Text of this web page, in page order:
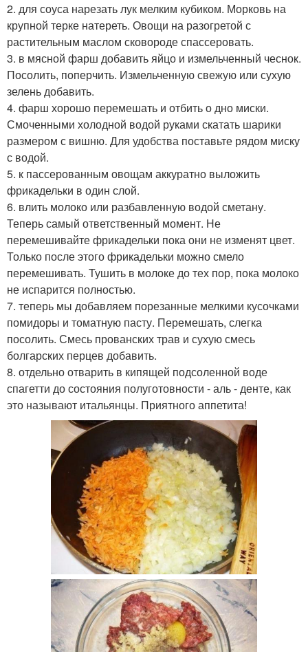
2. для соуса нарезать лук мелким кубиком. Морковь на
крупной терке натереть. Овощи на разогретой с
растительным маслом сковороде спассеровать.
3. в мясной фарш добавить яйцо и измельченный чеснок.
Посолить, поперчить. Измельченную свежую или сухую
зелень добавить.
4. фарш хорошо перемешать и отбить о дно миски.
Смоченными холодной водой руками скатать шарики
размером с вишню. Для удобства поставьте рядом миску
с водой.
5. к пассерованным овощам аккуратно выложить
фрикадельки в один слой.
6. влить молоко или разбавленную водой сметану.
Теперь самый ответственный момент. Не
перемешивайте фрикадельки пока они не изменят цвет.
Только после этого фрикадельки можно смело
перемешивать. Тушить в молоке до тех пор, пока молоко
не испарится полностью.
7. теперь мы добавляем порезанные мелкими кусочками
помидоры и томатную пасту. Перемешать, слегка
посолить. Смесь прованских трав и сухую смесь
болгарских перцев добавить.
8. отдельно отварить в кипящей подсоленной воде
спагетти до состояния полуготовности - аль - денте, как
это называют итальянцы. Приятного аппетита!